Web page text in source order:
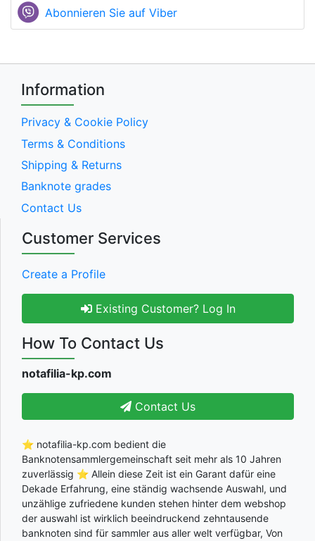
Abonnieren Sie auf Viber
Information
Privacy & Cookie Policy
Terms & Conditions
Shipping & Returns
Banknote grades
Contact Us
Customer Services
Create a Profile
Existing Customer? Log In
How To Contact Us
notafilia-kp.com
Contact Us
⭐ notafilia-kp.com bedient die
Banknotensammlergemeinschaft seit mehr als 10 Jahren
zuverlässig ⭐ Allein diese Zeit ist ein Garant dafür eine
Dekade Erfahrung, eine ständig wachsende Auswahl, und
unzählige zufriedene kunden stehen hinter dem webshop
der auswahl ist wirklich beeindruckend zehntausende
banknoten sind für sammler aus aller welt verfügbar, Von